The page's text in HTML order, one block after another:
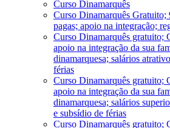
Curso Dinamarquês
Curso Dinamarquês Gratuito;
pagas; apoio na integração;
Curso Dinamarquês gratuito;
apoio na integração da sua
dinamarquesa; salários
férias
Curso Dinamarquês gratuito;
apoio na integração da sua
dinamarquesa; salários
e subsídio de férias
Curso Dinamarquês gratuito;